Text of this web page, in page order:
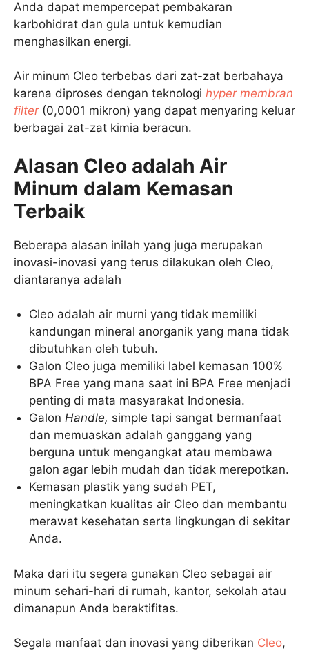
Anda dapat mempercepat pembakaran
karbohidrat dan gula untuk kemudian
menghasilkan energi.
Air minum Cleo terbebas dari zat-zat berbahaya
karena diproses dengan teknologi hyper membran
filter (0,0001 mikron) yang dapat menyaring keluar
berbagai zat-zat kimia beracun.
Alasan Cleo adalah Air
Minum dalam Kemasan
Terbaik
Beberapa alasan inilah yang juga merupakan
inovasi-inovasi yang terus dilakukan oleh Cleo,
diantaranya adalah
Cleo adalah air murni yang tidak memiliki
kandungan mineral anorganik yang mana tidak
dibutuhkan oleh tubuh.
Galon Cleo juga memiliki label kemasan 100%
BPA Free yang mana saat ini BPA Free menjadi
penting di mata masyarakat Indonesia.
GalonHandle, simple tapi sangat bermanfaat
dan memuaskan adalah ganggang yang
berguna untuk mengangkat atau membawa
galon agar lebih mudah dan tidak merepotkan.
Kemasan plastik yang sudah PET,
meningkatkan kualitas air Cleo dan membantu
merawat kesehatan serta lingkungan di sekitar
Anda.
Maka dari itu segera gunakan Cleo sebagai air
minum sehari-hari di rumah, kantor, sekolah atau
dimanapun Anda beraktifitas.
Segala manfaat dan inovasi yang diberikan Cleo,